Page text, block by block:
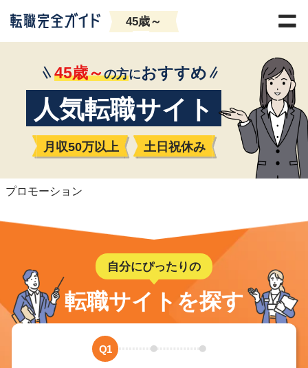
45歳～
45歳～の方におすすめ
人気転職サイト
月収50万以上 土日祝休み
プロモーション
自分にぴったりの
転職サイトを探す
Q1